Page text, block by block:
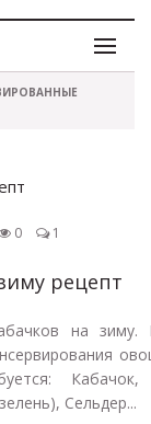
0 1
рецепт
на зиму.
Кабачок,
Сельдер...